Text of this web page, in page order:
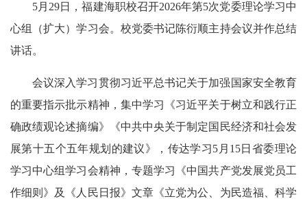
5月29日，福建海职校召开2026年第5次党委理论学习中
心组（扩大）学习会。校党委书记陈衍顺主持会议并作总结
讲话。
会议深入学习贯彻习近平总书记关于加强国家安全教育
的重要指示批示精神，集中学习《习近平关于树立和践行正
确政绩观论述摘编》《中共中央关于制定国民经济和社会发
展第十五个五年规划的建议》，传达学习5月15日省委理论
学习中心组学习会精神，专题学习《中国共产党发展党员工
作细则》及《人民日报》文章《立党为公、为民造福、科学